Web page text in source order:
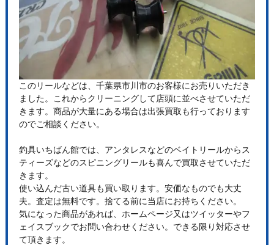
このリールなどは、千葉県市川市のお客様にお売りいただき
ました。これからクリーニングして店頭に並べさせていただ
きます。商品が大量にある場合は出張買取も行っております
のでご相談ください。
釣具いちばん館では、アンタレスなどのベイトリールからス
ティーズなどのスピニングリールも喜んで買取させていただ
きます。
使い込んだ古い道具も買い取ります。安価なものでも大丈
夫。査定は無料です。捨てる前に当店にお持ちください。
気になった商品があれば、ホームページ又はツイッターやフ
ェイスブックでお問い合わせください。できる限り対応させ
て頂きます。